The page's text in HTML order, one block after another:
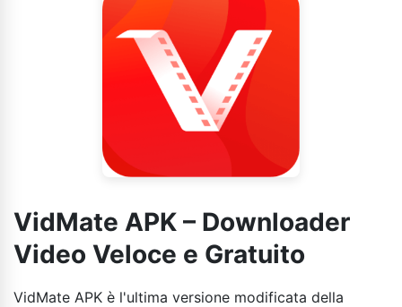
VidMate APK – Downloader
Video Veloce e Gratuito
VidMate APK è l'ultima versione modificata della